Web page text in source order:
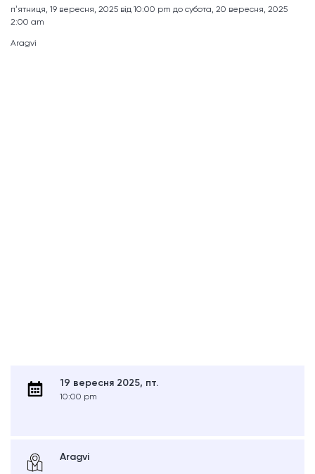
пʼятниця, 19 вересня, 2025 від 10:00 pm до субота, 20 вересня, 2025
2:00 am
Aragvi
19 вересня 2025, пт.
10:00 pm
Aragvi